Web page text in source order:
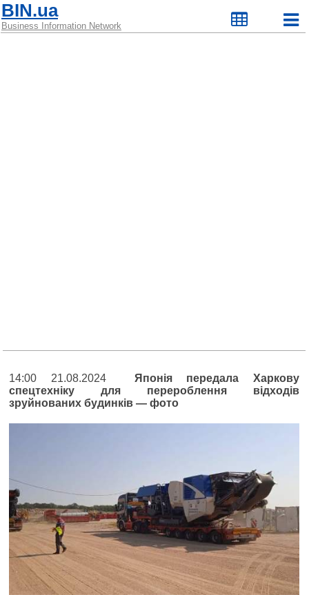
BIN.ua
Business Information Network
14:00 21.08.2024 Японія передала Харкову
спецтехніку для перероблення відходів
зруйнованих будинків — фото